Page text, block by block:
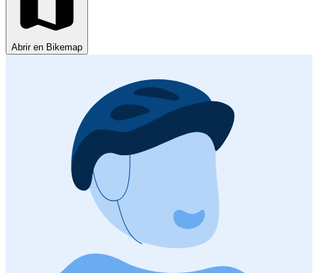
Abrir en Bikemap